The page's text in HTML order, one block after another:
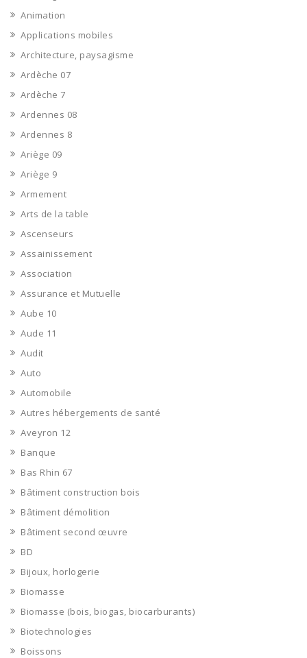
Animation
Applications mobiles
Architecture, paysagisme
Ardèche 07
Ardèche 7
Ardennes 08
Ardennes 8
Ariège 09
Ariège 9
Armement
Arts de la table
Ascenseurs
Assainissement
Association
Assurance et Mutuelle
Aube 10
Aude 11
Audit
Auto
Automobile
Autres hébergements de santé
Aveyron 12
Banque
Bas Rhin 67
Bâtiment construction bois
Bâtiment démolition
Bâtiment second œuvre
BD
Bijoux, horlogerie
Biomasse
Biomasse (bois, biogas, biocarburants)
Biotechnologies
Boissons